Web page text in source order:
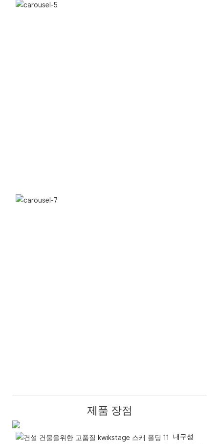
제품 장점
내구성